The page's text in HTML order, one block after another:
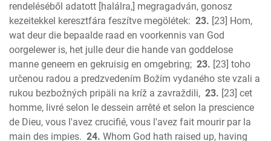
rendeléséből adatott [halálra,] megragadván, gonosz
kezeitekkel keresztfára feszítve megölétek: 23. [23] Hom,
wat deur die bepaalde raad en voorkennis van God
oorgelewer is, het julle deur die hande van goddelose
manne geneem en gekruisig en omgebring; 23. [23] toho
určenou radou a predzvedením Božím vydaného ste vzali a
rukou bezbožných pripäli na kríž a zavraždili, 23. [23] cet
homme, livré selon le dessein arrêté et selon la prescience
de Dieu, vous l'avez crucifié, vous l'avez fait mourir par la
main des impies. 24. Whom God hath raised up, having